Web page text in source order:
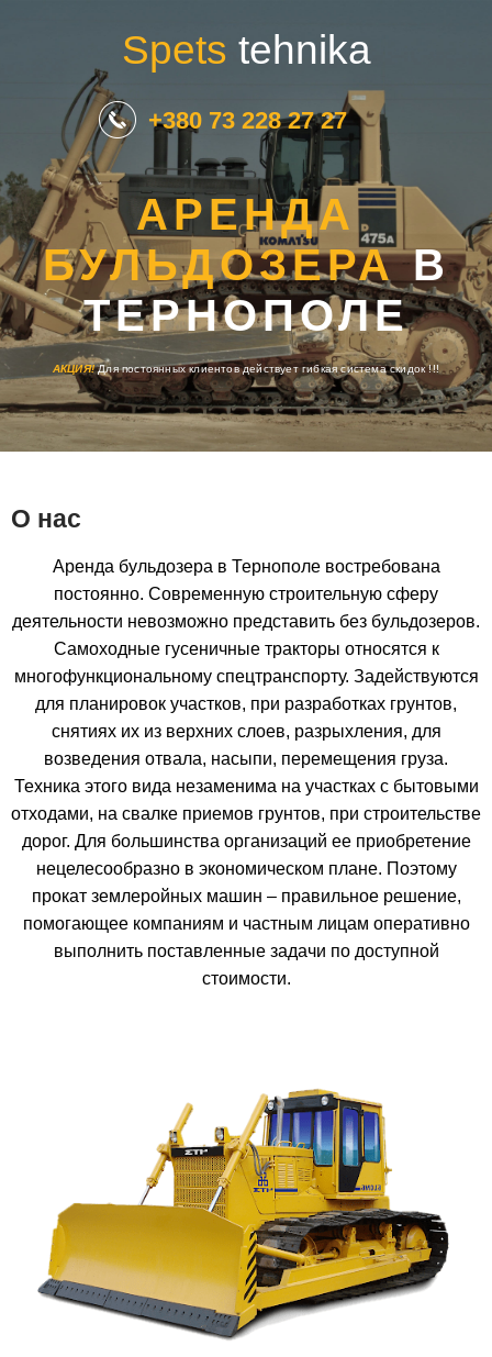
Spets tehnika
+380 73 228 27 27
АРЕНДА
БУЛЬДОЗЕРАВ
ТЕРНОПОЛЕ
АКЦИЯ!Для постоянных клиентов действует гибкая система скидок !!!
О нас
Аренда бульдозера в Тернополе востребована
постоянно. Современную строительную сферу
деятельности невозможно представить без бульдозеров.
Самоходные гусеничные тракторы относятся к
многофункциональному спецтранспорту. Задействуются
для планировок участков, при разработках грунтов,
снятиях их из верхних слоев, разрыхления, для
возведения отвала, насыпи, перемещения груза.
Техника этого вида незаменима на участках с бытовыми
отходами, на свалке приемов грунтов, при строительстве
дорог. Для большинства организаций ее приобретение
нецелесообразно в экономическом плане. Поэтому
прокат землеройных машин – правильное решение,
помогающее компаниям и частным лицам оперативно
выполнить поставленные задачи по доступной
стоимости.